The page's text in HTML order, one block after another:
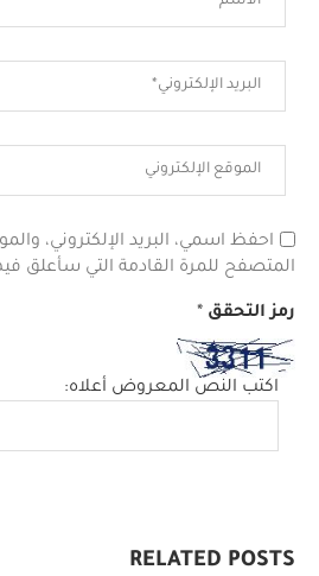
احفظ اسمي، البريد الإلكتروني،
المتصفح للمرة القادمة التي سأعلق
رمز التحقق *
اكتب النص المعروض أعلاه:
RELATED POSTS